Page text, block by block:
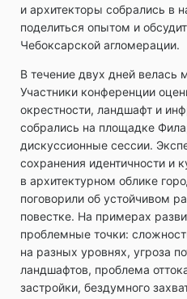
и архитекторы собрались в
поделиться опытом и
Чебоксарской агломерации.
В течение двух дней велась
Участники конференции
окрестности, ландшафт и
собрались на площадке
дискуссионные сессии.
сохранения идентичности и
в архитектурном облике
поговорили об устойчивом
повестке. На примерах
проблемные точки:
на разных уровнях, угроза
ландшафтов, проблема
застройки, бездумного